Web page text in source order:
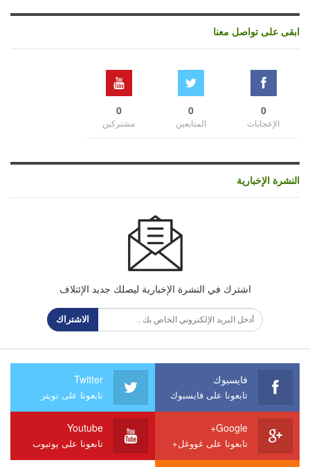
ابقى على تواصل معنا
0
الإعجابات
0
المتابعين
0
مشتركين
النشرة الإخبارية
اشترك في النشرة الإخبارية ليصلك جديد الإئتلاف
الاشتراك
فايسبوك
تابعونا على فايسبوك
Twitter
تابعونا على تويتر
Google+
تابعونا على غووغل+
Youtube
تابعونا على يوتيوب